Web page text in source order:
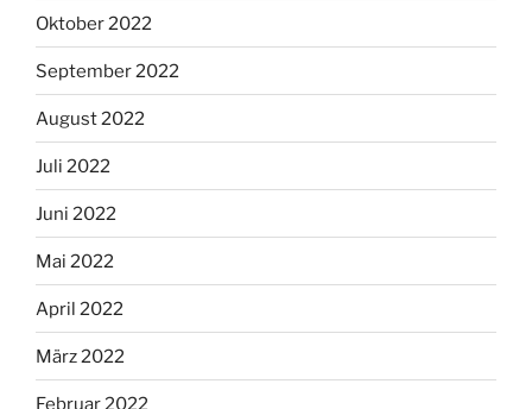
Oktober 2022
September 2022
August 2022
Juli 2022
Juni 2022
Mai 2022
April 2022
März 2022
Februar 2022